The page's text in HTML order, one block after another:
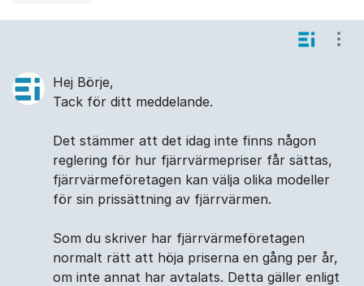
Hej Börje,
Tack för ditt meddelande.
Det stämmer att det idag inte finns någon
reglering för hur fjärrvärmepriser får sättas,
fjärrvärmeföretagen kan välja olika modeller
för sin prissättning av fjärrvärmen.
Som du skriver har fjärrvärme­företagen
normalt rätt att höja priserna en gång per år,
om inte annat har avtalats. Detta gäller enligt